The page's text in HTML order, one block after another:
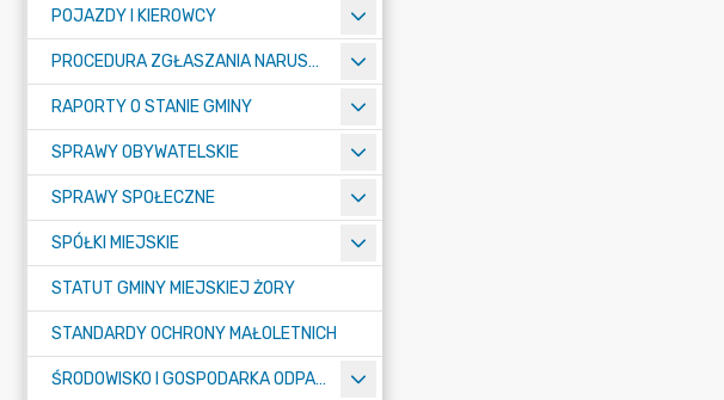
POJAZDY I KIEROWCY
PROCEDURA ZGŁASZANIA NARUSZEŃ PRAWA
RAPORTY O STANIE GMINY
SPRAWY OBYWATELSKIE
SPRAWY SPOŁECZNE
SPÓŁKI MIEJSKIE
STATUT GMINY MIEJSKIEJ ŻORY
STANDARDY OCHRONY MAŁOLETNICH
ŚRODOWISKO I GOSPODARKA ODPADAMI